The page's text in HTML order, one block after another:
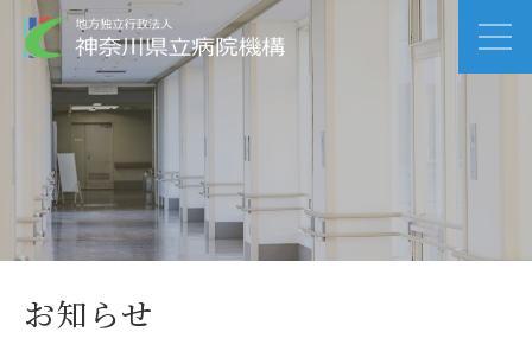
お知らせ